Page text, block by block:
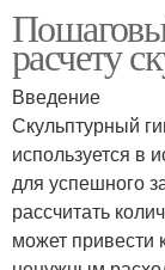
расчету
Введение
Скульптурный
используется в
для успешного
рассчитать
может привести